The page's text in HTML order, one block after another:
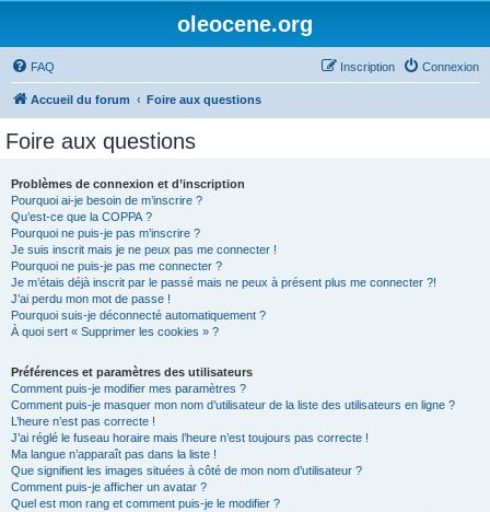
oleocene.org
FAQ Connexion
Inscription
Accueil du forum Foire aux questions
Foire aux questions
Problèmes de connexion et d’inscription
Pourquoi ai-je besoin de m’inscrire ?
Qu’est-ce que la COPPA ?
Pourquoi ne puis-je pas m’inscrire ?
Je suis inscrit mais je ne peux pas me connecter !
Pourquoi ne puis-je pas me connecter ?
Je m’étais déjà inscrit par le passé mais ne peux à présent plus me connecter ?!
J’ai perdu mon mot de passe !
Pourquoi suis-je déconnecté automatiquement ?
À quoi sert « Supprimer les cookies » ?
Préférences et paramètres des utilisateurs
Comment puis-je modifier mes paramètres ?
Comment puis-je masquer mon nom d’utilisateur de la liste des utilisateurs en ligne ?
L’heure n’est pas correcte !
J’ai réglé le fuseau horaire mais l’heure n’est toujours pas correcte !
Ma langue n’apparaît pas dans la liste !
Que signifient les images situées à côté de mon nom d’utilisateur ?
Comment puis-je afficher un avatar ?
Quel est mon rang et comment puis-je le modifier ?